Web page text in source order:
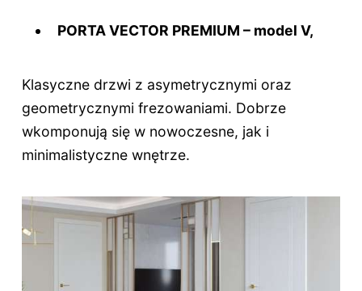
PORTA VECTOR PREMIUM – model V,
Klasyczne drzwi z asymetrycznymi oraz
geometrycznymi frezowaniami. Dobrze
wkomponują się w nowoczesne, jak i
minimalistyczne wnętrze.